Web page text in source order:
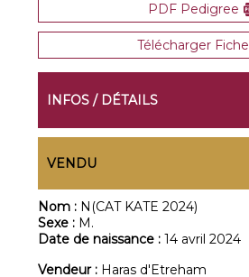
PDF Pedigree
Télécharger Fiche
INFOS / DÉTAILS
VENDU
Nom : N(CAT KATE 2024)
Sexe : M.
Date de naissance :14 avril 2024
Vendeur : Haras d'Etreham